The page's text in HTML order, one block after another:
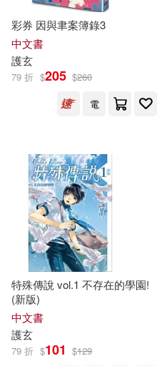
彩券 因與聿案簿錄3
中文書
護玄
79 折 $205 $260
電
特殊傳說 vol.1 不存在的學園!
(新版)
中文書
護玄
79 折 $101 $129